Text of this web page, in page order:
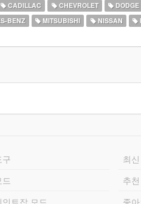
CADILLAC CHEVROLET DODGE
BENZ MITSUBISHI NISSAN
트잡 모드
최
추
좋